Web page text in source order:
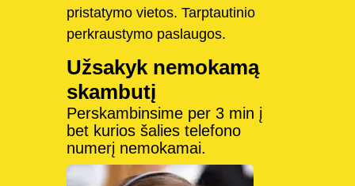
pristatymo vietos. Tarptautinio
perkraustymo paslaugos.
Užsakyk nemokamą
skambutį
Perskambinsime per 3 min į
bet kurios šalies telefono
numerį nemokamai.